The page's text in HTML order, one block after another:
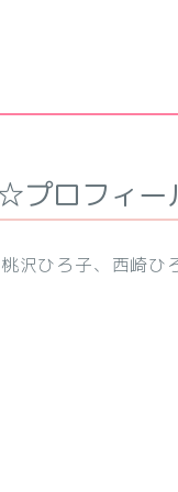
プロフィー
ひろ子、西崎ひ